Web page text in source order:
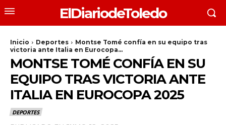
ElDiariodeToledo
Inicio Deportes
Montse Tomé confía en su equipo tras
victoria ante Italia en Eurocopa...
MONTSE TOMÉ CONFÍA EN SU
EQUIPO TRAS VICTORIA ANTE
ITALIA EN EUROCOPA 2025
DEPORTES